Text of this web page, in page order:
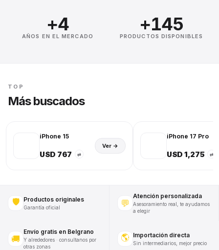
+4
AÑOS EN EL MERCADO
+145
PRODUCTOS DISPONIBLES
TOP
Más buscados
iPhone 15
USD 767 ⇄
Ver →
iPhone 17 Pro
USD 1,275 ⇄
🛡️ Productos originales
Garantía oficial 💬
Atención personalizada
Asesoramiento real, te ayudamos
a elegir
🚚
Envío gratis en Belgrano
Y alrededores · consultanos por
otras zonas
🌎 Importación directa
Sin intermediarios, mejor precio